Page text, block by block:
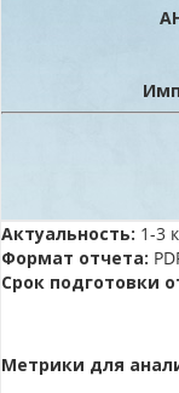
Актуальность: 1-3
Формат отчета:
Срок подготовки
Метрики для